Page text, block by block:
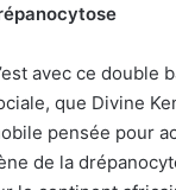
avec ce double
que Divine
pensée pour
de la